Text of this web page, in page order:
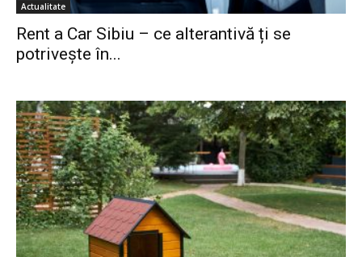
Actualitate
Rent a Car Sibiu – ce alterantivă ți se
potrivește în...